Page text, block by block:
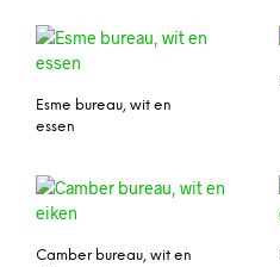
Esme bureau, wit en
essen
Camber bureau, wit en